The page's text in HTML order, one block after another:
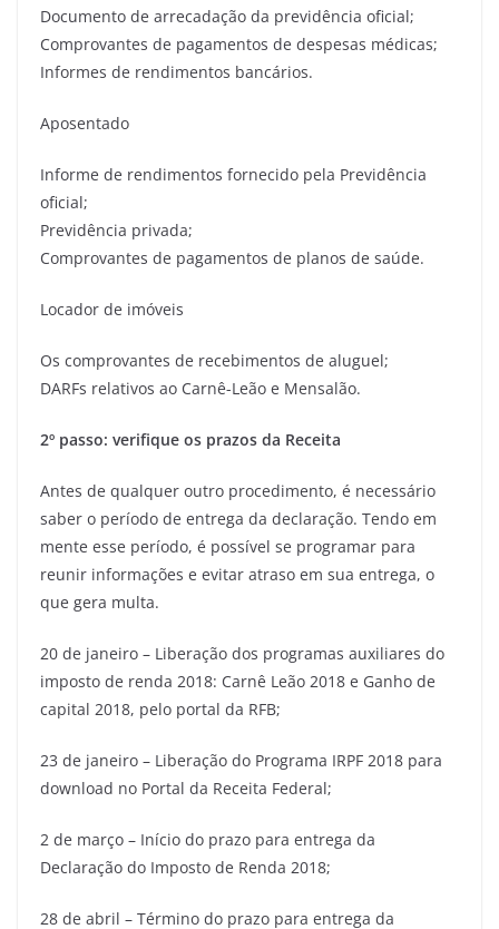
Documento de arrecadação da previdência oficial;
Comprovantes de pagamentos de despesas médicas;
Informes de rendimentos bancários.
Aposentado
Informe de rendimentos fornecido pela Previdência
oficial;
Previdência privada;
Comprovantes de pagamentos de planos de saúde.
Locador de imóveis
Os comprovantes de recebimentos de aluguel;
DARFs relativos ao Carnê-Leão e Mensalão.
2º passo: verifique os prazos da Receita
Antes de qualquer outro procedimento, é necessário
saber o período de entrega da declaração. Tendo em
mente esse período, é possível se programar para
reunir informações e evitar atraso em sua entrega, o
que gera multa.
20 de janeiro – Liberação dos programas auxiliares do
imposto de renda 2018: Carnê Leão 2018 e Ganho de
capital 2018, pelo portal da RFB;
23 de janeiro – Liberação do Programa IRPF 2018 para
download no Portal da Receita Federal;
2 de março – Início do prazo para entrega da
Declaração do Imposto de Renda 2018;
28 de abril – Término do prazo para entrega da